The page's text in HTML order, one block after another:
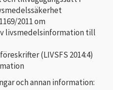
2011 om
livsmedelsinformation till
(LIVSFS 2014:4)
och annan information: